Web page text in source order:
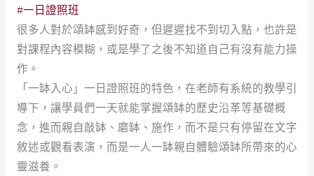
#一日證照班
很多人對於頌缽感到好奇，但遲遲找不到切入點，也許是
對課程內容模糊，或是學了之後不知道自己有沒有能力操
作。
「一缽入心」一日證照班的特色，在老師有系統的教學引
導下，讓學員們一天就能掌握頌缽的歷史沿革等基礎概
念，進而親自敲缽、磨缽、施作，而不是只有停留在文字
敘述或觀看表演，而是一人一缽親自體驗頌缽所帶來的心
靈滋養。